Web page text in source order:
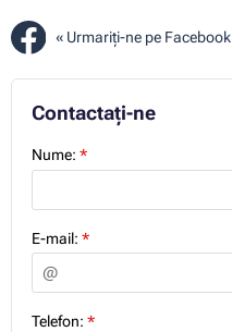
« Urmariți-ne pe Facebook
Contactați-ne
Nume: *
E-mail: *
Telefon: *